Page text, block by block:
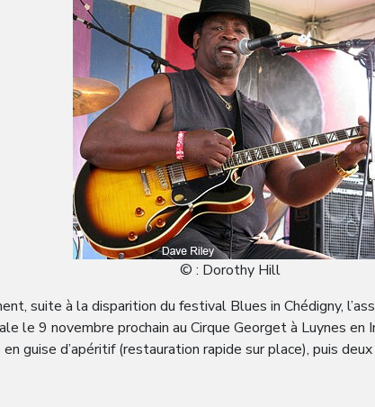
© : Dorothy Hill
suite à la disparition du festival Blues in Chédigny,
le 9 novembre prochain au Cirque Georget à Luynes
guise d’apéritif (restauration rapide sur place), puis